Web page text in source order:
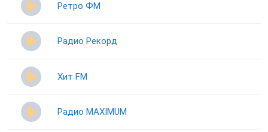
Ретро ФМ
Радио Рекорд
Хит FM
Радио MAXIMUM